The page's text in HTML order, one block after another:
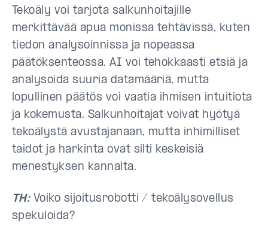
Tekoäly voi tarjota salkunhoitajille
merkittävää apua monissa tehtävissä, kuten
tiedon analysoinnissa ja nopeassa
päätöksenteossa. AI voi tehokkaasti etsiä ja
analysoida suuria datamääriä, mutta
lopullinen päätös voi vaatia ihmisen intuitiota
ja kokemusta. Salkunhoitajat voivat hyötyä
tekoälystä avustajanaan, mutta inhimilliset
taidot ja harkinta ovat silti keskeisiä
menestyksen kannalta.
TH:Voiko sijoitusrobotti / tekoälysovellus
spekuloida?